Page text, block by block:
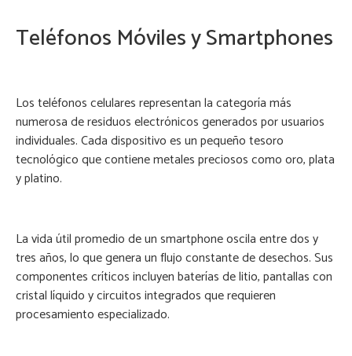
Teléfonos Móviles y Smartphones
Los teléfonos celulares representan la categoría más
numerosa de residuos electrónicos generados por usuarios
individuales. Cada dispositivo es un pequeño tesoro
tecnológico que contiene metales preciosos como oro, plata
y platino.
La vida útil promedio de un smartphone oscila entre dos y
tres años, lo que genera un flujo constante de desechos. Sus
componentes críticos incluyen baterías de litio, pantallas con
cristal líquido y circuitos integrados que requieren
procesamiento especializado.